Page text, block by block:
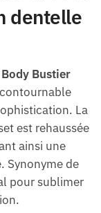
dentelle
Body Bustier
La
est rehaussée
ainsi une
Synonyme de
pour sublimer